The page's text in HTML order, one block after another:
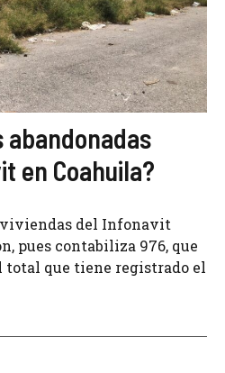
abandonadas
en Coahuila?
del Infonavit
pues contabiliza 976, que
total que tiene registrado el